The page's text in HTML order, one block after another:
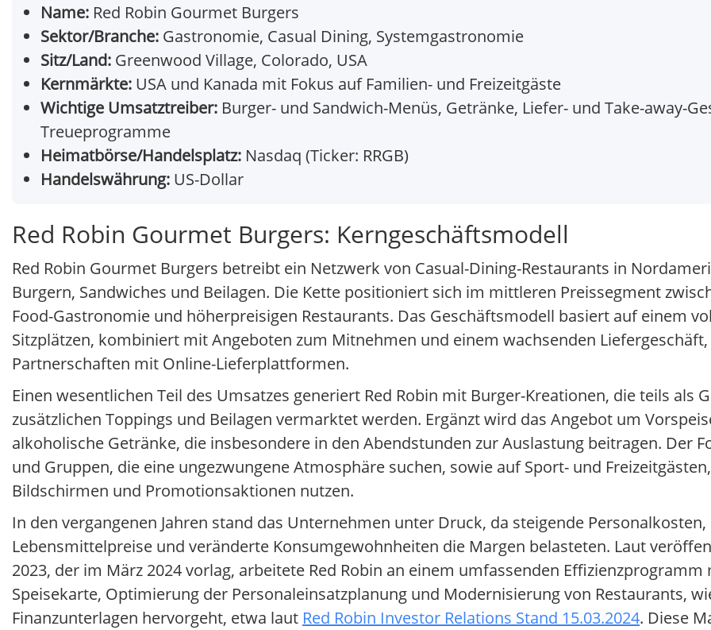
Name: Red Robin Gourmet Burgers
Sektor/Branche: Gastronomie, Casual Dining, Systemgastronomie
Sitz/Land: Greenwood Village, Colorado, USA
Kernmärkte: USA und Kanada mit Fokus auf Familien- und Freizeitgäste
Wichtige Umsatztreiber: Burger- und Sandwich-Menüs, Getränke, Liefer- und Take-away-
Treueprogramme
Heimatbörse/Handelsplatz: Nasdaq (Ticker: RRGB)
Handelswährung: US-Dollar
Red Robin Gourmet Burgers: Kerngeschäftsmodell
Red Robin Gourmet Burgers betreibt ein Netzwerk von Casual-Dining-Restaurants in
Burgern, Sandwiches und Beilagen. Die Kette positioniert sich im mittleren Preissegment
Food-Gastronomie und höherpreisigen Restaurants. Das Geschäftsmodell basiert auf einem
Sitzplätzen, kombiniert mit Angeboten zum Mitnehmen und einem wachsenden
Partnerschaften mit Online-Lieferplattformen.
Einen wesentlichen Teil des Umsatzes generiert Red Robin mit Burger-Kreationen, die teils als
zusätzlichen Toppings und Beilagen vermarktet werden. Ergänzt wird das Angebot um
alkoholische Getränke, die insbesondere in den Abendstunden zur Auslastung beitragen. Der
und Gruppen, die eine ungezwungene Atmosphäre suchen, sowie auf Sport- und
Bildschirmen und Promotionsaktionen nutzen.
In den vergangenen Jahren stand das Unternehmen unter Druck, da steigende
Lebensmittelpreise und veränderte Konsumgewohnheiten die Margen belasteten. Laut
2023, der im März 2024 vorlag, arbeitete Red Robin an einem umfassenden
Speisekarte, Optimierung der Personaleinsatzplanung und Modernisierung von Restaurants,
Finanzunterlagen hervorgeht, etwa laut Red Robin Investor Relations Stand 15.03.2024. Diese